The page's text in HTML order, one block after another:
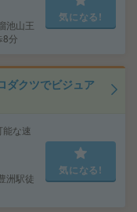
池山王
8分
気になる!
ダクツでビジュア
な速
洲駅徒
気になる!